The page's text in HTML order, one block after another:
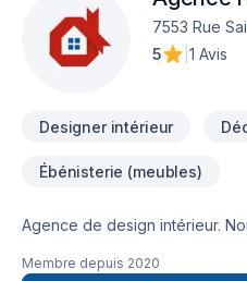
vision commune où les
architecture de qualité
7553 Rue
5
1 Avis
Designer intérieur
Ébénisterie (meubles)
Agence de design intérieur.
rendre accessible l'accès au
Membre depuis 2020